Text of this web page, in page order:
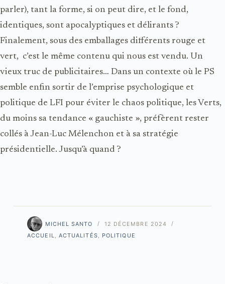
parler), tant la forme, si on peut dire, et le fond,
identiques, sont apocalyptiques et délirants ?
Finalement, sous des emballages différents rouge et
vert, c’est le même contenu qui nous est vendu. Un
vieux truc de publicitaires… Dans un contexte où le PS
semble enfin sortir de l’emprise psychologique et
politique de LFI pour éviter le chaos politique, les Verts,
du moins sa tendance « gauchiste », préfèrent rester
collés à Jean-Luc Mélenchon et à sa stratégie
présidentielle. Jusqu’à quand ?
MICHEL SANTO
12 DÉCEMBRE 2024
ACCUEIL, ACTUALITÉS, POLITIQUE